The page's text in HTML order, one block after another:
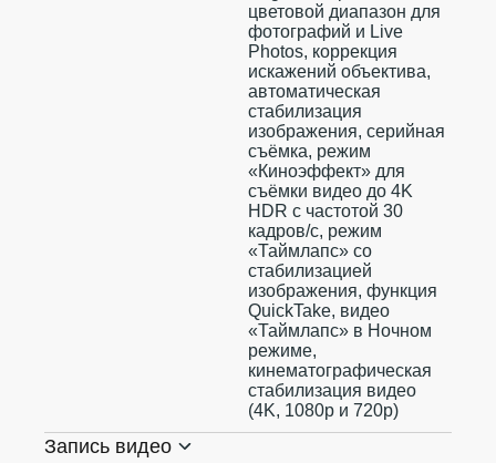
цветовой диапазон для
фотографий и Live
Photos, коррекция
искажений объектива,
автоматическая
стабилизация
изображения, серийная
съëмка, режим
«Киноэффект» для
съёмки видео до 4K
HDR с частотой 30
кадров/с, режим
«Таймлапс» со
стабилизацией
изображения, функция
QuickTake, видео
«Таймлапс» в Ночном
режиме,
кинематографическая
стабилизация видео
(4K, 1080p и 720p)
Запись видео